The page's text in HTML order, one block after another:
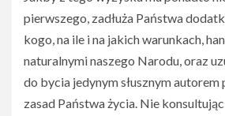
pierwszego, zadłuża Państwa
kogo, na ile i na jakich warunkach,
naturalnymi naszego Narodu, oraz
do bycia jedynym słusznym autorem
zasad Państwa życia. Nie